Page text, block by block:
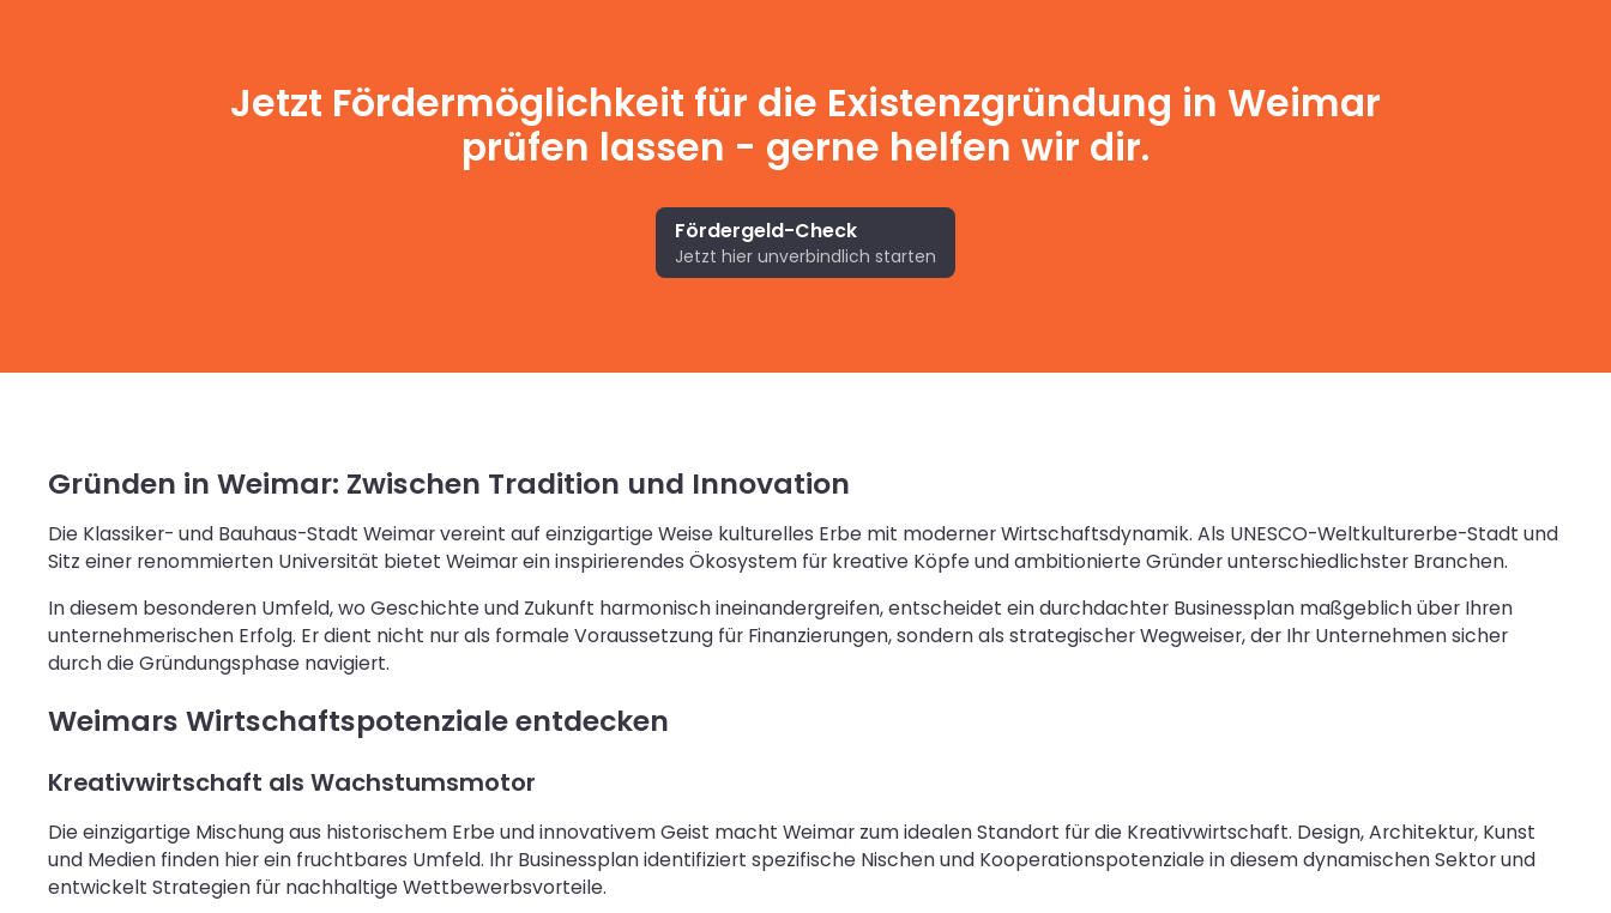
Jetzt Fördermöglichkeit für die Existenzgründung in Weimar
prüfen lassen - gerne helfen wir dir.
Fördergeld-Check
Jetzt hier unverbindlich starten
Gründen in Weimar: Zwischen Tradition und Innovation
Die Klassiker- und Bauhaus-Stadt Weimar vereint auf einzigartige Weise kulturelles Erbe mit moderner Wirtschaftsdynamik. Als UNESCO-Weltkulturerbe-Stadt und
Sitz einer renommierten Universität bietet Weimar ein inspirierendes Ökosystem für kreative Köpfe und ambitionierte Gründer unterschiedlichster Branchen.
In diesem besonderen Umfeld, wo Geschichte und Zukunft harmonisch ineinandergreifen, entscheidet ein durchdachter Businessplan maßgeblich über Ihren
unternehmerischen Erfolg. Er dient nicht nur als formale Voraussetzung für Finanzierungen, sondern als strategischer Wegweiser, der Ihr Unternehmen sicher
durch die Gründungsphase navigiert.
Weimars Wirtschaftspotenziale entdecken
Kreativwirtschaft als Wachstumsmotor
Die einzigartige Mischung aus historischem Erbe und innovativem Geist macht Weimar zum idealen Standort für die Kreativwirtschaft. Design, Architektur, Kunst
und Medien finden hier ein fruchtbares Umfeld. Ihr Businessplan identifiziert spezifische Nischen und Kooperationspotenziale in diesem dynamischen Sektor und
entwickelt Strategien für nachhaltige Wettbewerbsvorteile.